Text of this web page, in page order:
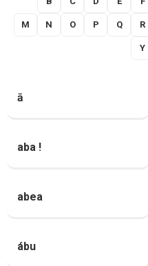
M N O P Q R
Y
ā
aba !
abea
ábu